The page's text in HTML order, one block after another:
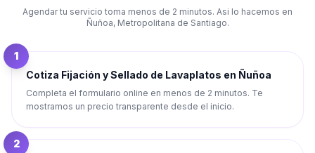
Agendar tu servicio toma menos de 2 minutos. Asi lo hacemos en
Ñuñoa, Metropolitana de Santiago.
1
Cotiza Fijación y Sellado de Lavaplatos en Ñuñoa
Completa el formulario online en menos de 2 minutos. Te
mostramos un precio transparente desde el inicio.
2